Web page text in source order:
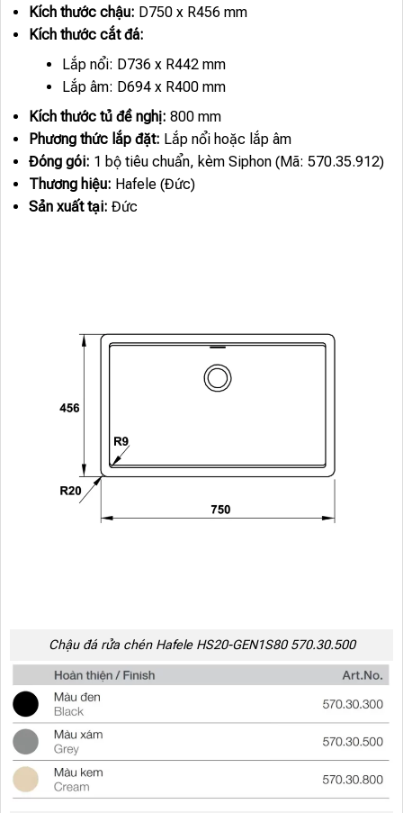
Kích thước chậu: D750 x R456 mm
Kích thước cắt đá:
Lắp nổi: D736 x R442 mm
Lắp âm: D694 x R400 mm
Kích thước tủ đề nghị: 800 mm
Phương thức lắp đặt: Lắp nổi hoặc lắp âm
Đóng gói: 1 bộ tiêu chuẩn, kèm Siphon (Mã: 570.35.912)
Thương hiệu: Hafele (Đức)
Sản xuất tại: Đức
Chậu đá rửa chén Hafele HS20-GEN1S80 570.30.500